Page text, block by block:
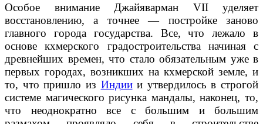
Особое внимание Джайяварман VII уделяет
восстановлению, а точнее — постройке заново
главного города государства. Все, что лежало в
основе кхмерского градостроительства начиная с
древнейших времен, что стало обязательным уже в
первых городах, возникших на кхмерской земле, и
то, что пришло из Индиии утвердилось в строгой
системе магического рисунка мандалы, наконец, то,
что неоднократно все с большим и большим